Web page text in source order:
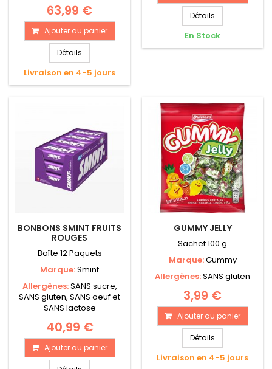
63,99 €
Ajouter au panier
Détails
Livraison en 4-5 jours
Détails
En Stock
BONBONS SMINT FRUITS
ROUGES
Boîte 12 Paquets
Marque:Smint
Allergènes:SANS sucre,
SANS gluten, SANS oeuf et
SANS lactose
40,99 €
Ajouter au panier
GUMMY JELLY
Sachet 100 g
Marque:Gummy
Allergènes:SANS gluten
3,99 €
Ajouter au panier
Détails
Livraison en 4-5 jours